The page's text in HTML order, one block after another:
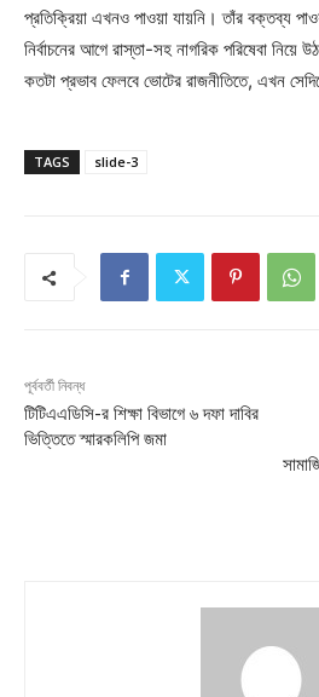
প্রতিক্রিয়া এখনও পাওয়া যায়নি। তাঁর বক্তব্য
নির্বাচনের আগে রাস্তা-সহ নাগরিক পরিষেবা
কতটা প্রভাব ফেলবে ভোটের রাজনীতিতে, এখন
TAGS slide-3
পূর্ববর্তী নিবন্ধ
টিটিএএডিসি-র শিক্ষা বিভাগে ৬ দফা দাবির
ভিত্তিতে স্মারকলিপি জমা